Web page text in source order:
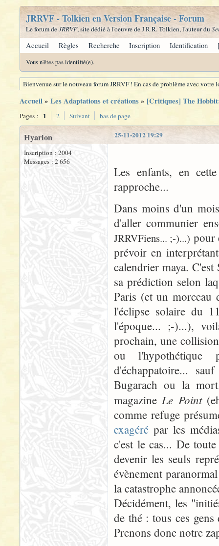
JRRVF - Tolkien en Version Française - Forum
Le forum deJRRVF, site dédié à l'oeuvre de J.R.R. Tolkien, l'auteur du
Accueil Règles Recherche Inscription Identification
Vous n'êtes pas identifié(e).
Bienvenue sur le nouveau forum JRRVF ! En cas de problème avec
Accueil» Les Adaptations et créations» [Critiques] The
Pages : 1 2 Suivant bas de page
25-11-2012 19:29
Hyarion
Inscription : 2004
Messages : 2 656
Les enfants, en
rapproche...
Dans moins d'un
d'aller communier
JRRVFiens... ;-)...) pour
prévoir en
calendrier maya.
sa prédiction selon
Paris (et un morceau
l'éclipse solaire du
l'époque... ;-)...),
prochain, une
ou l'hypothétique
d'échappatoire...
Bugarach ou la
magazineLe Point
comme refuge
exagéré par les
c'est le cas... De
devenir les seuls
évènement
la catastrophe
Décidément, les
de thé : tous ces
Prenons donc notre